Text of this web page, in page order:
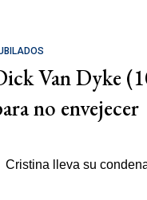
Van Dyke
no envejecer